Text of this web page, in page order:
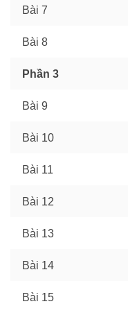
Bài 7
Bài 8
Phần 3
Bài 9
Bài 10
Bài 11
Bài 12
Bài 13
Bài 14
Bài 15